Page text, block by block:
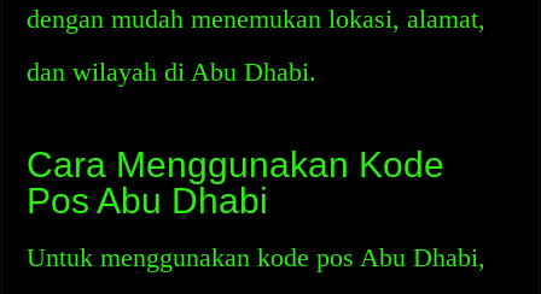
dengan mudah menemukan lokasi, alamat,
dan wilayah di Abu Dhabi.
Cara Menggunakan Kode
Pos Abu Dhabi
Untuk menggunakan kode pos Abu Dhabi,